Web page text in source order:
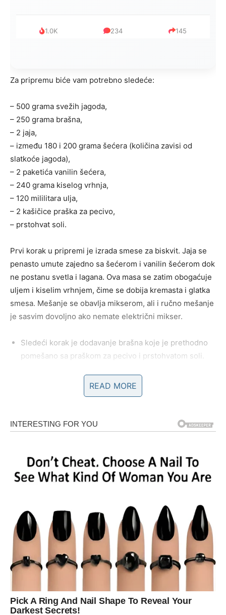
999 321 234
Za pripremu biće vam potrebno sledeće:
– 500 grama svežih jagoda,
– 250 grama brašna,
– 2 jaja,
– između 180 i 200 grama šećera (količina zavisi od
slatkoće jagoda),
– 2 paketića vanilin šećera,
– 240 grama kiselog vrhnja,
– 120 mililitara ulja,
– 2 kašičice praška za pecivo,
– prstohvat soli.
Prvi korak u pripremi je izrada smese za biskvit. Jaja se
penasto umute zajedno sa šećerom i vanilin šećerom dok
ne postanu svetla i lagana. Ova masa se zatim obogaćuje
uljem i kiselim vrhnjem, čime se dobija kremasta i glatka
smesa. Mešanje se obavlja mikserom, ali i ručno mešanje
je sasvim dovoljno ako nemate električni mikser.
Sledeći korak je dodavanje brašna koje je prethodno
pomešano sa praškom za pecivo i prstohvatom soli.
izbeglo stvaranje grudvica. Smesa se lagano meša dok
se svi sastojci ne povežu i ne dobije glatko testo
Jagode se operu, očiste od peteljki i iseku na tanke
svežinu i sočnost torti, već i doprinose njenoj vizuelnoj
privlačnosti.
READ MORE